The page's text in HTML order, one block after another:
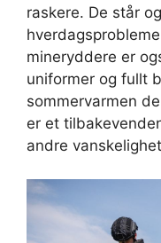
raskere. De står
mineryddere er
uniformer og fullt
sommervarmen
er et
andre